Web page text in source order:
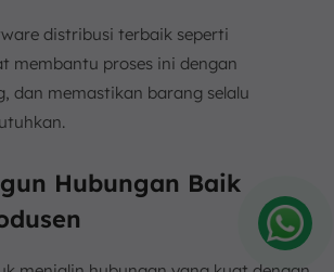
distribusi terbaik seperti
membantu proses ini dengan
dan memastikan barang selalu
Hubungan Baik
Amelia